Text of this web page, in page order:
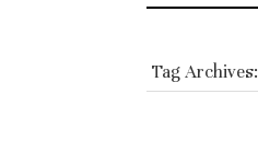
Tag Archives: